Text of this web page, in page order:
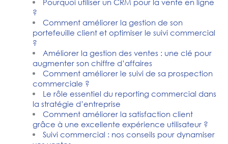
Pourquoi utiliser un CRM pour la vente en ligne
?
Comment améliorer la gestion de son
portefeuille client et optimiser le suivi commercial
?
Améliorer la gestion des ventes : une clé pour
augmenter son chiffre d’affaires
Comment améliorer le suivi de sa prospection
commerciale ?
Le rôle essentiel du reporting commercial dans
la stratégie d’entreprise
Comment améliorer la satisfaction client
grâce à une excellente expérience utilisateur ?
Suivi commercial : nos conseils pour dynamiser